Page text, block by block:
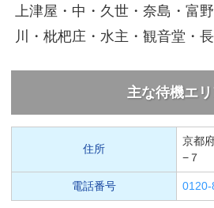
上津屋・中・久世・奈島・富
川・枇杷庄・水主・観音堂・
主な待機エ
住所
京都
−７
電話番号 0120-